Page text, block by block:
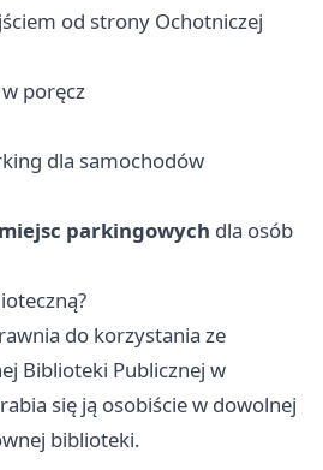
od strony Ochotniczej
poręcz
dla samochodów
parkingowych dla osób
do korzystania ze
Biblioteki Publicznej w
się ją osobiście w dowolnej
biblioteki.